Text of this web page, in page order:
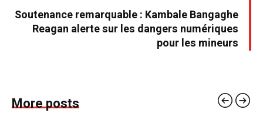
Soutenance remarquable : Kambale Bangaghe
Reagan alerte sur les dangers numériques
pour les mineurs
More posts